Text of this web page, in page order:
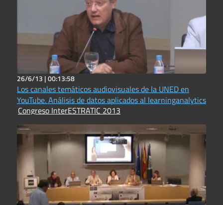
26/6/13 |00:13:58
Los canales temáticos audiovisuales de la UNED en
YouTube. Análisis de datos aplicados al learninganalytics
Congreso InterESTRATIC 2013